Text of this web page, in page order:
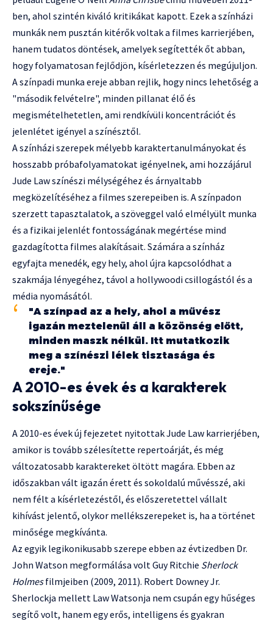
ben, ahol szintén kiváló kritikákat kapott. Ezek a színházi
munkák nem pusztán kitérők voltak a filmes karrierjében,
hanem tudatos döntések, amelyek segítették őt abban,
hogy folyamatosan fejlődjön, kísérletezzen és megújuljon.
A színpadi munka ereje abban rejlik, hogy nincs lehetőség a
"második felvételre", minden pillanat élő és
megismételhetetlen, ami rendkívüli koncentrációt és
jelenlétet igényel a színésztől.
A színházi szerepek mélyebb karaktertanulmányokat és
hosszabb próbafolyamatokat igényelnek, ami hozzájárul
Jude Law színészi mélységéhez és árnyaltabb
megközelítéséhez a filmes szerepeiben is. A színpadon
szerzett tapasztalatok, a szöveggel való elmélyült munka
és a fizikai jelenlét fontosságának megértése mind
gazdagította filmes alakításait. Számára a színház
egyfajta menedék, egy hely, ahol újra kapcsolódhat a
szakmája lényegéhez, távol a hollywoodi csillogástól és a
média nyomásától.
"A színpad az a hely, ahol a művész
igazán meztelenül áll a közönség előtt,
minden maszk nélkül. Itt mutatkozik
meg a színészi lélek tisztasága és
ereje."
A 2010-es évek és a karakterek
sokszínűsége
A 2010-es évek új fejezetet nyitottak Jude Law karrierjében,
amikor is tovább szélesítette repertoárját, és még
változatosabb karaktereket öltött magára. Ebben az
időszakban vált igazán érett és sokoldalú művésszé, aki
nem félt a kísérletezéstől, és előszeretettel vállalt
kihívást jelentő, olykor mellékszerepeket is, ha a történet
minősége megkívánta.
Az egyik legikonikusabb szerepe ebben az évtizedben Dr.
John Watson megformálása volt Guy Ritchie Sherlock
Holmesfilmjeiben (2009, 2011). Robert Downey Jr.
Sherlockja mellett Law Watsonja nem csupán egy hűséges
segítő volt, hanem egy erős, intelligens és gyakran